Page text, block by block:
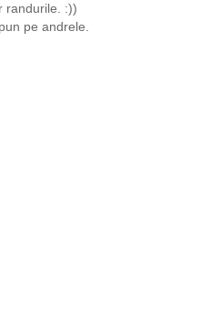
randurile. :))
pe andrele.